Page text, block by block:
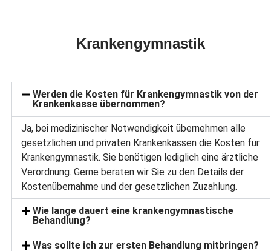
Krankengymnastik
Werden die Kosten für Krankengymnastik von der
Krankenkasse übernommen?
Ja, bei medizinischer Notwendigkeit übernehmen alle
gesetzlichen und privaten Krankenkassen die Kosten für
Krankengymnastik. Sie benötigen lediglich eine ärztliche
Verordnung. Gerne beraten wir Sie zu den Details der
Kostenübernahme und der gesetzlichen Zuzahlung.
Wie lange dauert eine krankengymnastische
Behandlung?
Was sollte ich zur ersten Behandlung mitbringen?